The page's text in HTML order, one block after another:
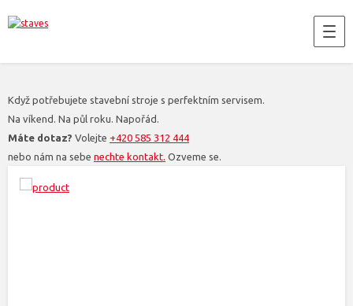
Když potřebujete stavební stroje s perfektním servisem.
Na víkend. Na půl roku. Napořád.
Máte dotaz? Volejte +420 585 312 444
nebo nám na sebe nechte kontakt. Ozveme se.